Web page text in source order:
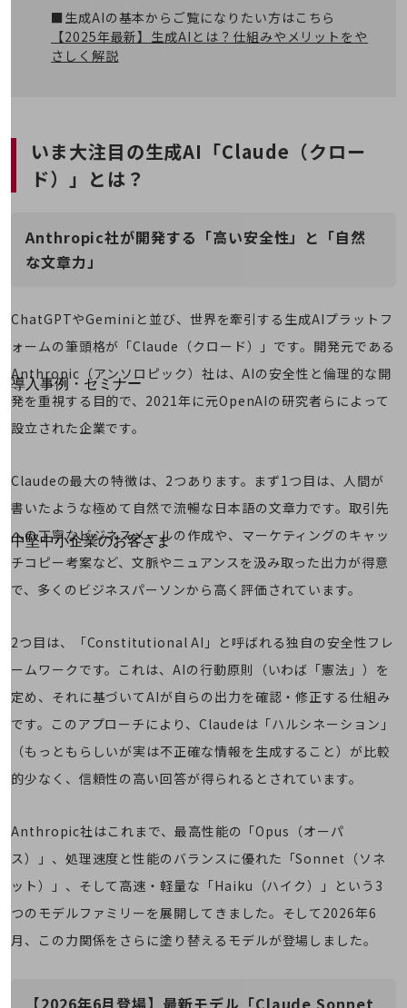
5Gデータプラス
データプラス
端末の一元管理
セキュリティ
回線・ネットワーク
お手続き
サービスをご利用中のお客さま
導入事例・セミナー
導入事例TOP
最新の導入事例や注目の導入事例をご紹介します
開催・出展する各種セミナー、イベント情報をご紹介します
別ウィンドウで開きます
中堅中小企業のお客さま
NTTドコモビジネスウォッチ
ビジネスお役立ち情報
新着記事
お役立ち資料ダウンロード
IT用語集
中堅中小企業向け
課題やニーズに合ったサービスをご紹介し、
中堅中小企業のビジネスをサポート！
お悩みから見つけるTOP
ネットワーク
モバイル・音声
バックオフィス
■生成AIの基本からご覧になりたい方はこちら
【2025年最新】生成AIとは？仕組みやメリットをや
さしく解説
いま大注目の生成AI「Claude（クロー
ド）」とは？
Anthropic社が開発する「高い安全性」と「自然
な文章力」
ChatGPTやGeminiと並び、世界を牽引する生成AIプラットフ
ォームの筆頭格が「Claude（クロード）」です。開発元である
Anthropic（アンソロピック）社は、AIの安全性と倫理的な開
発を重視する目的で、2021年に元OpenAIの研究者らによって
設立された企業です。
Claudeの最大の特徴は、2つあります。まず1つ目は、人間が
書いたような極めて自然で流暢な日本語の文章力です。取引先
への丁寧なビジネスメールの作成や、マーケティングのキャッ
チコピー考案など、文脈やニュアンスを汲み取った出力が得意
で、多くのビジネスパーソンから高く評価されています。
2つ目は、「Constitutional AI」と呼ばれる独自の安全性フレ
ームワークです。これは、AIの行動原則（いわば「憲法」）を
定め、それに基づいてAIが自らの出力を確認・修正する仕組み
です。このアプローチにより、Claudeは「ハルシネーション」
（もっともらしいが実は不正確な情報を生成すること）が比較
的少なく、信頼性の高い回答が得られるとされています。
Anthropic社はこれまで、最高性能の「Opus（オーパ
ス）」、処理速度と性能のバランスに優れた「Sonnet（ソネ
ット）」、そして高速・軽量な「Haiku（ハイク）」という3
つのモデルファミリーを展開してきました。そして2026年6
月、この力関係をさらに塗り替えるモデルが登場しました。